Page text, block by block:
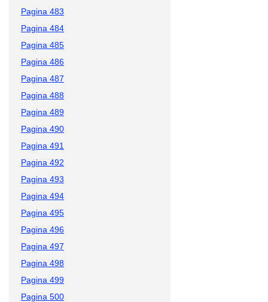
Pagina 483
Pagina 484
Pagina 485
Pagina 486
Pagina 487
Pagina 488
Pagina 489
Pagina 490
Pagina 491
Pagina 492
Pagina 493
Pagina 494
Pagina 495
Pagina 496
Pagina 497
Pagina 498
Pagina 499
Pagina 500